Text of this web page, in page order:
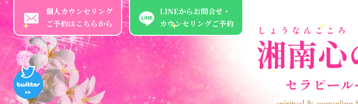
個人カウンセリング
ご予約はこちらから
LINEからお問合せ・
カウンセリングご予約